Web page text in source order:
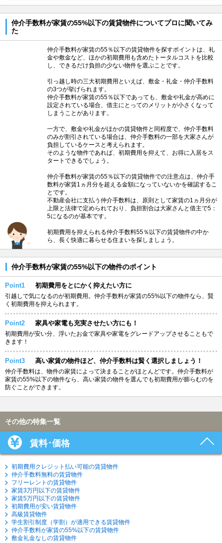
仲介手数料が家賃の55%以下の賃貸物件についてプロに聞いてみ
た
仲介手数料が家賃の55％以下の賃貸物件を探すポイントは、礼
金や敷金など、ほかの初期費用も含めたトータルコストを比較
し、できるだけ負担の少ない物件を選ぶことです。
引っ越し時の三大初期費用といえば、敷金・礼金・仲介手数料
の3つが挙げられます。
仲介手数料が家賃の55％以下であっても、敷金や礼金が高めに
設定されている場合、借主にとってのメリットが小さくなって
しまうことがあります。
一方で、敷金や礼金がほかの賃貸物件と同程度で、仲介手数料
のみが割引されている場合は、仲介手数料の一部を大家さんが
負担しているケースと考えられます。
そのような物件であれば、初期費用を抑えて、お得に入居をス
タートできるでしょう。
仲介手数料が家賃の55％以下の賃貸物件での注意点は、仲介手
数料が家賃1ヵ月分を超える金額になっていないかを確認するこ
とです。
不動産会社に支払う仲介手数料は、原則として家賃の1ヵ月分が
上限と法律で定められており、負担割合は大家さんと借主で5：
5になるのが基本です。
初期費用を抑えられる仲介手数料55％以下の賃貸物件の中か
ら、長く快適に暮らせる住まいを探しましょう。
仲介手数料が家賃の55%以下の物件のポイント
Point1 初期費用をとにかく抑えたい方に
引越しで気になるのが初期費用。仲介手数料が家賃の55%以下の物件なら、賢
く初期費用を抑えられます。
Point2 家具や家電も充実させたい方にも！
初期費用が安い分、浮いたお金で家具や家電をグレードアップさせることもで
きます！
Point3 高い家賃の物件ほど、仲介手数料は賢く選択しましょう！
仲介手数料は、物件の家賃によって決まることがほとんどです。仲介手数料が
家賃の55%以下の物件なら、高い家賃の物件を選んでも初期費用が膨らむのを
防ぐことができます。
その他の特集一覧
賃料･価格
初期費用クレジット払い可能の賃貸物件
仲介手数料無料の賃貸物件
フリーレントの賃貸物件
家賃3万円以下の賃貸物件
家賃5万円以下の賃貸物件
初期費用が安い賃貸物件
高級賃貸物件
学生割引制度（学割）が適用できる賃貸物件
仲介手数料が家賃の55%以下の賃貸物件
敷金礼金なしの賃貸物件